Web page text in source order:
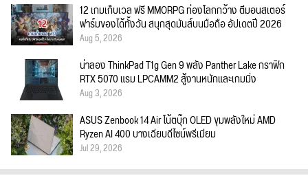
12 เกมเก็บเวล ฟรี MMORPG ท่องโลกกว้าง ตีมอนสเตอร์
ฟาร์มของได้ทั้งวัน สนุกสุดมันส์บนมือถือ อัปเดตปี 2026
Aug 5, 2026
น่าลอง ThinkPad T1g Gen 9 พลัง Panther Lake กราฟิก
RTX 5070 แรม LPCAMM2 สู้งานหนักและเกมมิ่ง
Aug 3, 2026
ASUS Zenbook 14 Air โน้ตบุ๊ก OLED ขุมพลังใหม่ AMD
Ryzen AI 400 บางเฉียบดีไซน์พรีเมียม
Jul 29, 2026